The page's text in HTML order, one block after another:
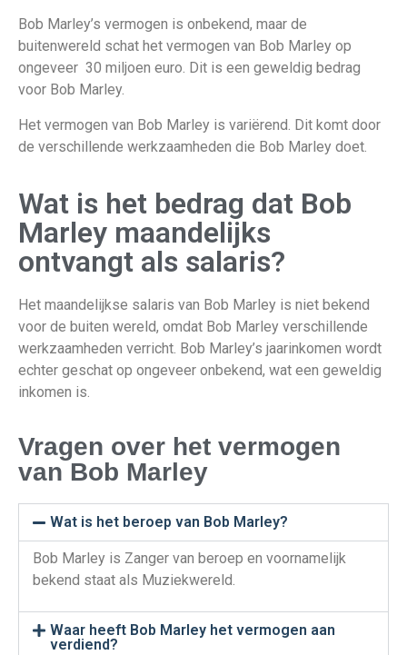
Bob Marley’s vermogen is onbekend, maar de
buitenwereld schat het vermogen van Bob Marley op
ongeveer 30 miljoen euro. Dit is een geweldig bedrag
voor Bob Marley.
Het vermogen van Bob Marley is variërend. Dit komt door
de verschillende werkzaamheden die Bob Marley doet.
Wat is het bedrag dat Bob
Marley maandelijks
ontvangt als salaris?
Het maandelijkse salaris van Bob Marley is niet bekend
voor de buiten wereld, omdat Bob Marley verschillende
werkzaamheden verricht. Bob Marley’s jaarinkomen wordt
echter geschat op ongeveer onbekend, wat een geweldig
inkomen is.
Vragen over het vermogen
van Bob Marley
Wat is het beroep van Bob Marley?
Bob Marley is Zanger van beroep en voornamelijk
bekend staat als Muziekwereld.
Waar heeft Bob Marley het vermogen aan
verdiend?